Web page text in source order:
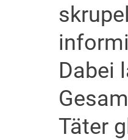
Dabei
Täter